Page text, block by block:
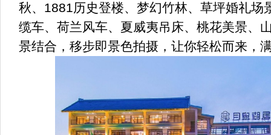
秋、1881历史登楼、梦幻竹林、草坪婚礼场
缆车、荷兰风车、夏威夷吊床、桃花美景、
景结合，移步即景色拍摄，让你轻松而来，